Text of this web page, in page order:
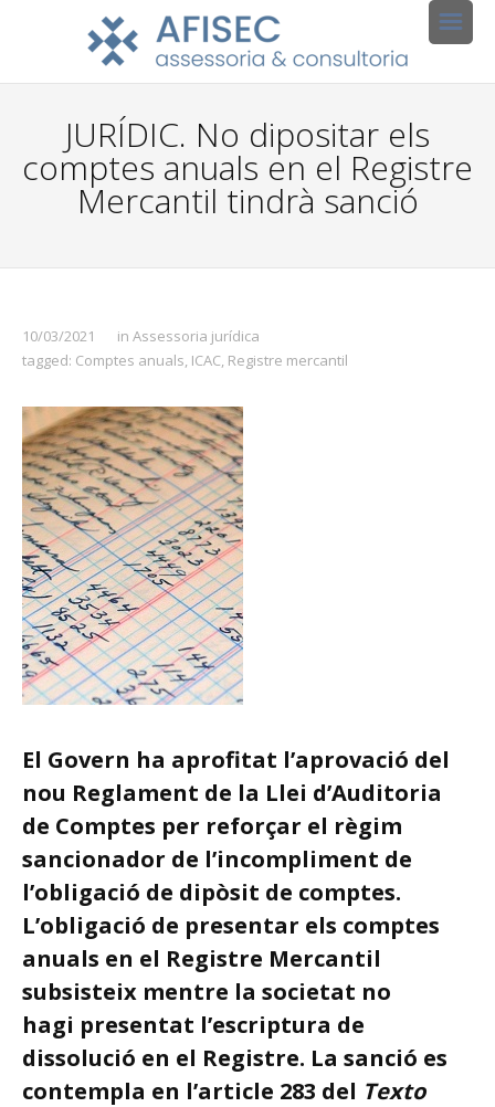
JURÍDIC. No dipositar els
comptes anuals en el Registre
Mercantil tindrà sanció
10/03/2021 in Assessoria jurídica
tagged: Comptes anuals, ICAC, Registre mercantil
El Govern ha aprofitat l’aprovació del
nou Reglament de la Llei d’Auditoria
de Comptes per reforçar el règim
sancionador de l’incompliment de
l’obligació de dipòsit de comptes.
L’obligació de presentar els comptes
anuals en el Registre Mercantil
subsisteix mentre la societat no
hagi presentat l’escriptura de
dissolució en el Registre. La sanció es
contempla en l’article 283 del Texto